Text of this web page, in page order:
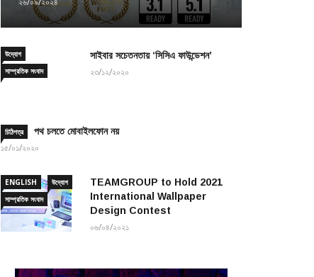
উদ্যোগ
সাম্প্রতিক সংবাদ
সাইবার সচেতনতায় ‘সিসিএ ফাউন্ডেশন’
২৩/১২/২০২০
চিঠিপত্র পথ চলতে মোবাইলফোন নয়
১৫/০১/২০২০
ENGLISH
উদ্যোগ
সাম্প্রতিক সংবাদ
TEAMGROUP to Hold 2021
International Wallpaper
Design Contest
০৬/০৪/২০২১